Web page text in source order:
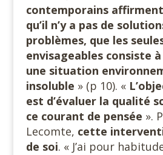
contemporains
qu’il n’y a pas de
problèmes, que les
envisageables consiste à
une situation
insoluble » (p 10). «
est d’évaluer la qualité
ce courant de pensée ».
Lecomte, cette
de soi. « J’ai pour